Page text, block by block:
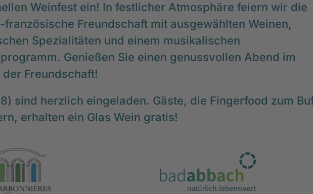
Weinfest ein! In festlicher Atmosphäre feiern wir die
französische Freundschaft mit ausgewählten Weinen,
Spezialitäten und einem musikalischen
Genießen Sie einen genussvollen Abend im
der Freundschaft!
sind herzlich eingeladen. Gäste, die Fingerfood zum
erhalten ein Glas Wein gratis!